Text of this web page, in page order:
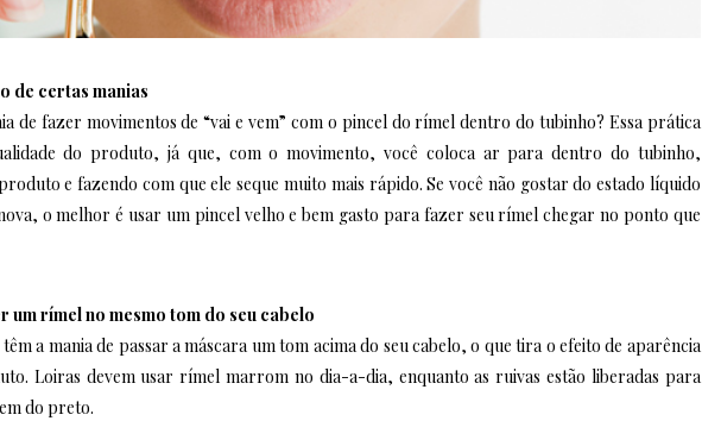
de certas manias
de fazer movimentos de “vai e vem” com o pincel do rímel dentro do tubinho? Essa prática
do produto, já que, com o movimento, você coloca ar para dentro do tubinho,
e fazendo com que ele seque muito mais rápido. Se você não gostar do estado líquido
o melhor é usar um pincel velho e bem gasto para fazer seu rímel chegar no ponto que
um rímel no mesmo tom do seu cabelo
a mania de passar a máscara um tom acima do seu cabelo, o que tira o efeito de aparência
Loiras devem usar rímel marrom no dia-a-dia, enquanto as ruivas estão liberadas para
do preto.